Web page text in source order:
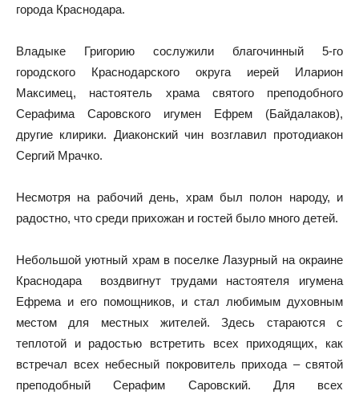
города Краснодара.
Владыке Григорию сослужили благочинный 5-го
городского Краснодарского округа иерей Иларион
Максимец, настоятель храма святого преподобного
Серафима Саровского игумен Ефрем (Байдалаков),
другие клирики. Диаконский чин возглавил протодиакон
Сергий Мрачко.
Несмотря на рабочий день, храм был полон народу, и
радостно, что среди прихожан и гостей было много детей.
Небольшой уютный храм в поселке Лазурный на окраине
Краснодара воздвигнут трудами настоятеля игумена
Ефрема и его помощников, и стал любимым духовным
местом для местных жителей. Здесь стараются с
теплотой и радостью встретить всех приходящих, как
встречал всех небесный покровитель прихода – святой
преподобный Серафим Саровский. Для всех